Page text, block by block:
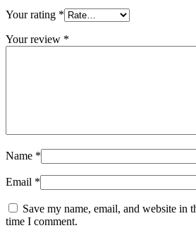
Your rating *
Your review *
Name *
Email *
Save my name, email, and website in
time I comment.